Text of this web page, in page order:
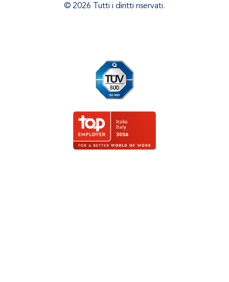
© 2026 Tutti i diritti riservati.